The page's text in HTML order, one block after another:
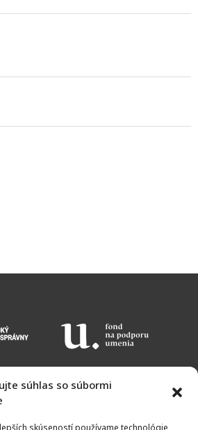
súhlas so súbormi
skúseností používame technológie,